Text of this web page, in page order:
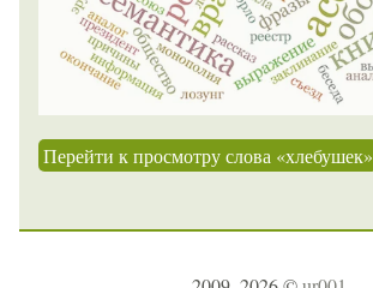
Перейти к просмотру слова «хлебушек»